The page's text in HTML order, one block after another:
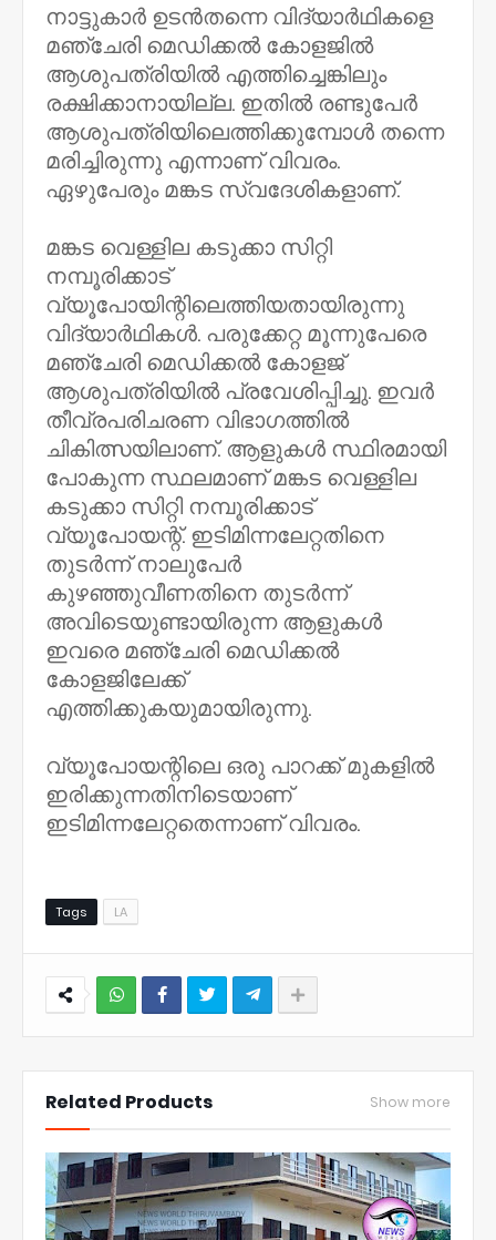
നാട്ടുകാർ ഉടൻതന്നെ വിദ്യാർഥികളെ
മ‍ഞ്ചേരി മെഡിക്കൽ കോളജിൽ
ആശുപത്രിയിൽ എത്തിച്ചെങ്കിലും
രക്ഷിക്കാനായില്ല. ഇതിൽ രണ്ടുപേർ
ആശുപത്രിയിലെത്തിക്കുമ്പോൾ തന്നെ
മരിച്ചിരുന്നു എന്നാണ് വിവരം.
ഏഴുപേരും മങ്കട സ്വദേശികളാണ്.
മങ്കട വെള്ളില കടുക്കാ സിറ്റി
നമ്പൂരിക്കാട്
വ്യൂപോയിന്റിലെത്തിയതായിരുന്നു
വിദ്യാർഥികൾ. പരുക്കേറ്റ മൂന്നുപേരെ
മഞ്ചേരി മെഡിക്കൽ കോളജ്
ആശുപത്രിയിൽ പ്രവേശിപ്പിച്ചു. ഇവർ
തീവ്രപരിചരണ വിഭാഗത്തിൽ
ചികിത്സയിലാണ്. ആളുകള്‍ സ്ഥിരമായി
പോകുന്ന സ്ഥലമാണ് മങ്കട വെള്ളില
കടുക്കാ സിറ്റി നമ്പൂരിക്കാട്
വ്യൂപോയന്റ്. ഇടിമിന്നലേറ്റതിനെ
തുടർന്ന് നാലുപേര്‍
കുഴഞ്ഞുവീണതിനെ തുടര്‍ന്ന്
അവിടെയുണ്ടായിരുന്ന ആളുകള്‍
ഇവരെ മഞ്ചേരി മെഡിക്കൽ
കോളജിലേക്ക്
എത്തിക്കുകയുമായിരുന്നു.
വ്യൂപോയന്റിലെ ഒരു പാറക്ക് മുകളിൽ
ഇരിക്കുന്നതിനിടെയാണ്
ഇടിമിന്നലേറ്റതെന്നാണ് വിവരം.
Tags LA
Related Products Show more